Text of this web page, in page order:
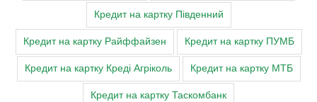
Кредит на картку Південний
Кредит на картку Райффайзен Кредит на картку ПУМБ
Кредит на картку Креді Агріколь Кредит на картку МТБ
Кредит на картку Таскомбанк